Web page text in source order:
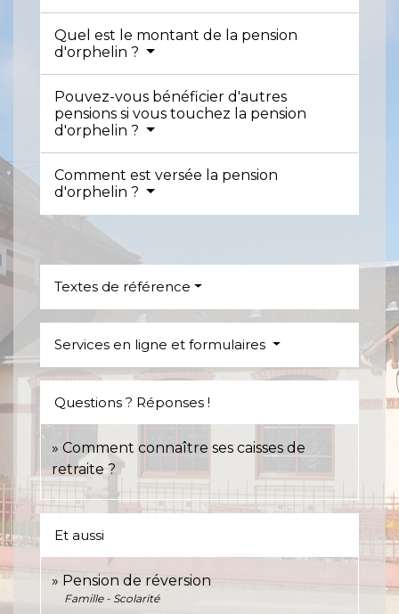
Quel est le montant de la pension
d'orphelin ?
Pouvez-vous bénéficier d'autres
pensions si vous touchez la pension
d'orphelin ?
Comment est versée la pension
d'orphelin ?
Textes de référence
Services en ligne et formulaires
Questions ? Réponses !
Comment connaître ses caisses de
retraite ?
Et aussi
Pension de réversion
Famille - Scolarité